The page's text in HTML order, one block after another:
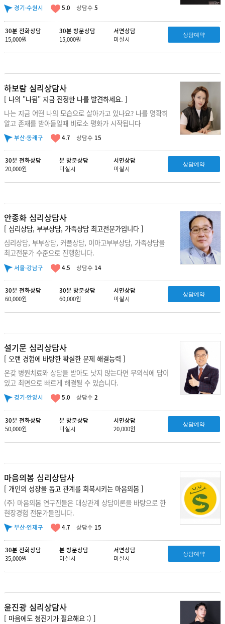
경기·수원시 5.0 상담수 5
30분 전화상담
15,000원
30분 방문상담
15,000원
서면상담
미실시
상담예약
하보람 심리상담사
[ 나의 "나됨" 지금 진정한 나를 발견하세요. ]
나는 지금 어떤 나의 모습으로 살아가고 있나요? 나를 명확히
알고 존재를 받아들일때 비로소 평화가 시작됩니다
부산·동래구 4.7 상담수 15
30분 전화상담
20,000원
분 방문상담
미실시
서면상담
미실시
상담예약
안종화 심리상담사
[ 심리상담, 부부상담, 가족상담 최고전문가입니다 ]
심리상담, 부부상담, 커플상담, 이마고부부상담, 가족상담을
최고전문가 수준으로 진행합니다.
서울·강남구 4.5 상담수 14
30분 전화상담
60,000원
30분 방문상담
60,000원
서면상담
미실시
상담예약
설기문 심리상담사
[ 오랜 경험에 바탕한 확실한 문제 해결능력 ]
온갖 병원치료와 상담을 받아도 낫지 않는다면 무의식에 답이
있고 최면으로 빠르게 해결될 수 있습니다.
경기·안양시 5.0 상담수 2
30분 전화상담
50,000원
분 방문상담
미실시
서면상담
20,000원
상담예약
마음의봄 심리상담사
[ 개인의 성장을 돕고 관계를 회복시키는 마음의봄 ]
(주) 마음의봄 연구진들은 대상관계 상담이론을 바탕으로 한
현장경험 전문가들입니다.
부산·연제구 4.7 상담수 15
30분 전화상담
35,000원
분 방문상담
미실시
서면상담
미실시
상담예약
윤진광 심리상담사
[ 마음에도 청진기가 필요해요 :) ]